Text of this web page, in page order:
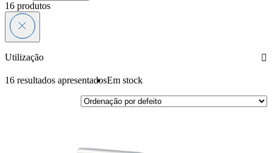
16 produtos
Utilização
16 resultados apresentadosEm stock